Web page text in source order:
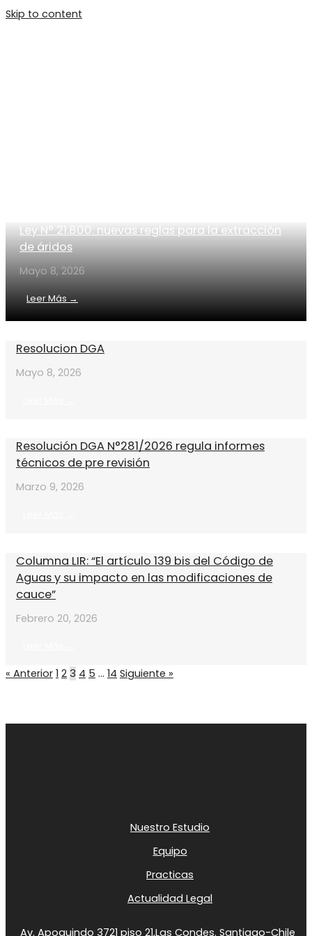
Skip to content
Ley N° 21.800: nuevas reglas para la extracción
de áridos
Mayo 8, 2026
Leer Más →
Resolucion DGA
Mayo 8, 2026
Resolución DGA N°281/2026 regula informes
técnicos de pre revisión
Marzo 9, 2026
Columna LIR: “El artículo 139 bis del Código de
Aguas y su impacto en las modificaciones de
cauce”
Febrero 20, 2026
« Anterior 1 2 3 4 5 … 14 Siguiente »
Nuestro Estudio
Equipo
Practicas
Actualidad Legal
Av. Apoquindo 3721 piso 21,Las Condes. Santiago-Chile